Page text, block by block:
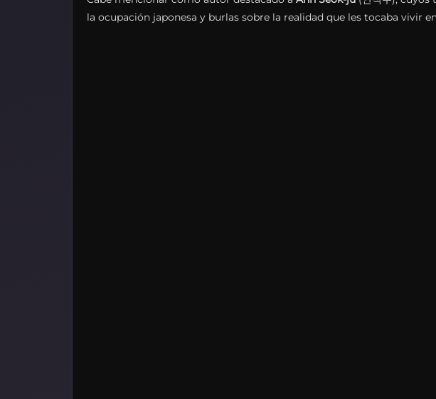
la ocupación japonesa y burlas sobre la realidad que les tocaba vivir